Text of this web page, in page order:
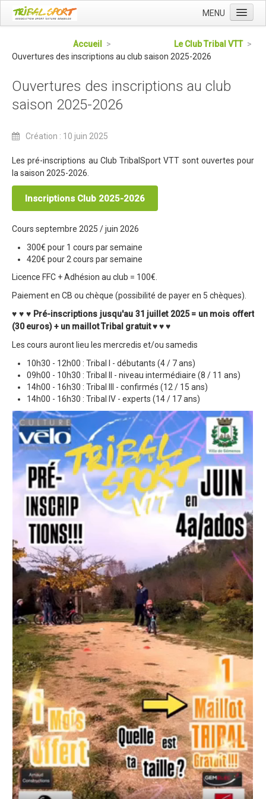
MENU
Qui sommes nous ?
L'Association Tribal
Le Club Tribal VTT
La Newsletter Tribal
Gérer votre abonnement
Dans la presse
Le Club VTT
Blog du Club
Présentation
Séminaires Entreprises
S'inscrire aux Cours...
S'inscrire aux Stages / Sorties...
La page Instagram du club...
Contacter le Club
Enduro
Edition 2025
Blog 2025
Partenaires 2025
Affiche 2025
Règlement 2025
Programme 2025
Plans des parcours 2025
Photos / Vidéos 2025
Archives Enduros
Edition 2024
Blog 2024
Inscriptions 2024
Affiche 2024
Communiqué de presse 2024
Partenaires 2024
Règlement 2024
Plans des parcours 2024
Accueil > Le Club Tribal VTT >
Ouvertures des inscriptions au club saison 2025-2026
Ouvertures des inscriptions au club
saison 2025-2026
Création : 10 juin 2025
Les pré-inscriptions au Club TribalSport VTT sont ouvertes pour
la saison 2025-2026.
Inscriptions Club 2025-2026
Cours septembre 2025 / juin 2026
300€ pour 1 cours par semaine
420€ pour 2 cours par semaine
Licence FFC + Adhésion au club = 100€.
Paiement en CB ou chèque (possibilité de payer en 5 chèques).
♥ ♥ ♥ Pré-inscriptions jusqu'au 31 juillet 2025 = un mois offert
(30 euros) + un maillot Tribal gratuit ♥ ♥ ♥
Les cours auront lieu les mercredis et/ou samedis
10h30 - 12h00 : Tribal I - débutants (4 / 7 ans)
09h00 - 10h30 : Tribal II - niveau intermédiaire (8 / 11 ans)
14h00 - 16h30 : Tribal III - confirmés (12 / 15 ans)
14h00 - 16h30 : Tribal IV - experts (14 / 17 ans)